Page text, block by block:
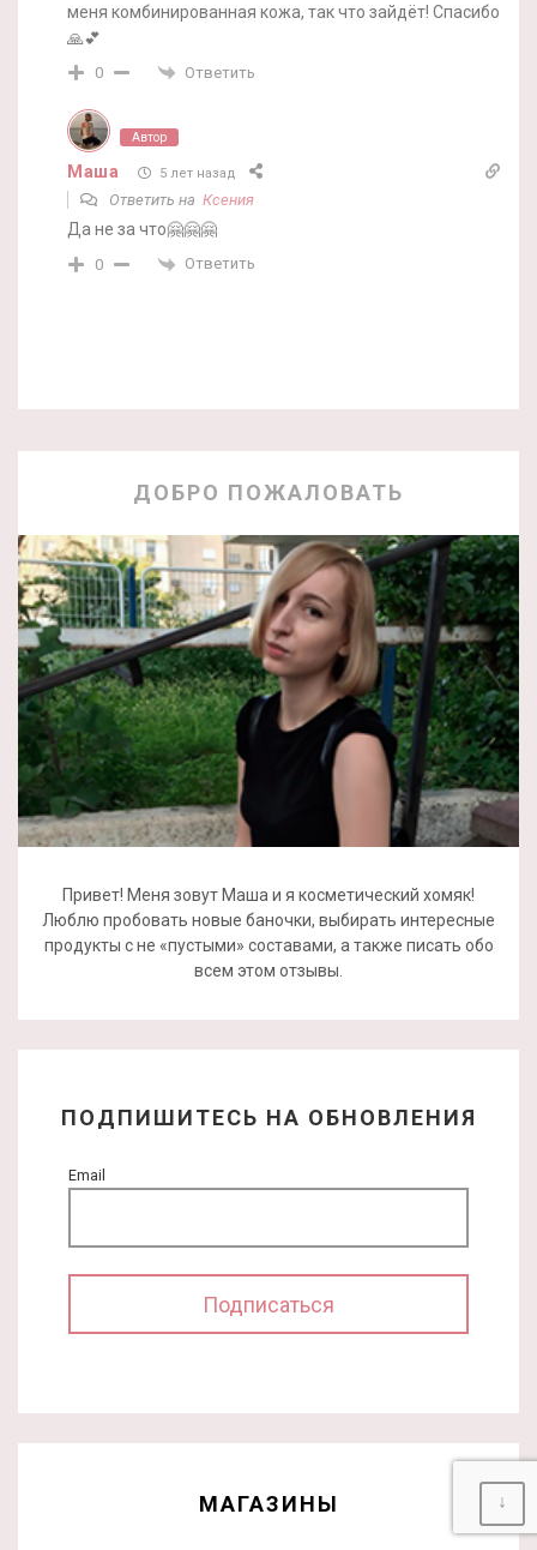
меня комбинированная кожа, так что зайдёт! Спасибо
🙏💕
0 Ответить
Автор
Маша 5 лет назад
Ответить на Ксения
Да не за что🤗🤗🤗
0 Ответить
ДОБРО ПОЖАЛОВАТЬ
Привет! Меня зовут Маша и я косметический хомяк!
Люблю пробовать новые баночки, выбирать интересные
продукты с не «пустыми» составами, а также писать обо
всем этом отзывы.
ПОДПИШИТЕСЬ НА ОБНОВЛЕНИЯ
Email
МАГАЗИНЫ ↓